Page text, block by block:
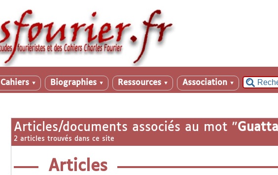
Cahiers ▼ Biographies ▼ Ressources ▼ Association ▼
Articles/documents associés au mot "
2 articles trouvés dans ce site
Articles